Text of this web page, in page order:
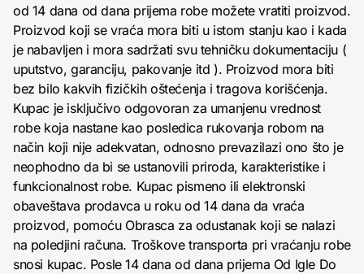
od 14 dana od dana prijema robe možete vratiti proizvod.
Proizvod koji se vraća mora biti u istom stanju kao i kada
je nabavljen i mora sadržati svu tehničku dokumentaciju (
uputstvo, garanciju, pakovanje itd ). Proizvod mora biti
bez bilo kakvih fizičkih oštećenja i tragova korišćenja.
Kupac je isključivo odgovoran za umanjenu vrednost
robe koja nastane kao posledica rukovanja robom na
način koji nije adekvatan, odnosno prevazilazi ono što je
neophodno da bi se ustanovili priroda, karakteristike i
funkcionalnost robe. Kupac pismeno ili elektronski
obaveštava prodavca u roku od 14 dana da vraća
proizvod, pomoću Obrasca za odustanak koji se nalazi
na poledjini računa. Troškove transporta pri vraćanju robe
snosi kupac. Posle 14 dana od dana prijema Od Igle Do